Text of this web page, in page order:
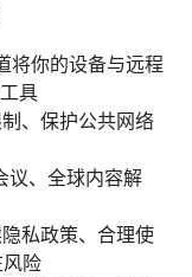
将你的设备与远程
具
、保护公共网络
议、全球内容解
私政策、合理使
险